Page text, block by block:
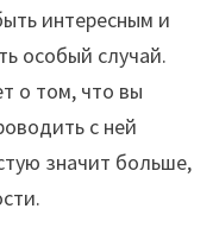
интересным и
особый случай.
о том, что вы
с ней
значит больше,